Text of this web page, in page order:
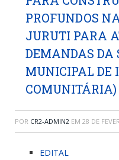
PROFUNDOS
JURUTI PARA
DEMANDAS DA
MUNICIPAL DE
COMUNITÁRIA)
POR CR2-ADMIN2 EM 28 DE
EDITAL